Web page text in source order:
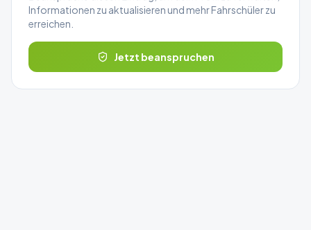
Informationen zu aktualisieren und mehr Fahrschüler zu
erreichen.
Jetzt beanspruchen